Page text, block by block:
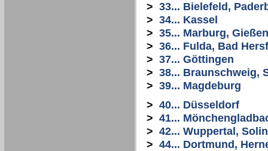
> 33... Bielefeld,
> 34... Kassel
> 35... Marburg,
> 36... Fulda, Bad
> 37... Göttingen
> 38... Braunschweig,
> 39... Magdeburg
> 40... Düsseldorf
> 41...
> 42... Wuppertal,
> 44... Dortmund,